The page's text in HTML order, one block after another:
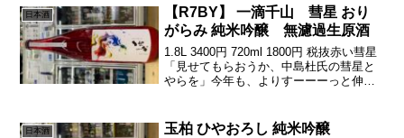
ます♪世代交代でラベルも一新。...
日本酒
【R7BY】 一滴千山 彗星 おり
がらみ 純米吟醸 無濾過生原酒
1.8L 3400円 720ml 1800円 税抜赤い彗星
「見せてもらおうか、中島杜氏の彗星と
やらを」今年も、よりすーーーっと伸び
とドライにキレるぅー一滴千山(いって
日本酒 玉柏 ひやおろし 純米吟醸